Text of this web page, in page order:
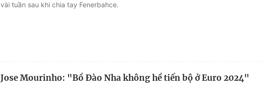
vài tuần sau khi chia tay Fenerbahce.
Jose Mourinho: "Bồ Đào Nha không hề tiến bộ ở Euro 2024"